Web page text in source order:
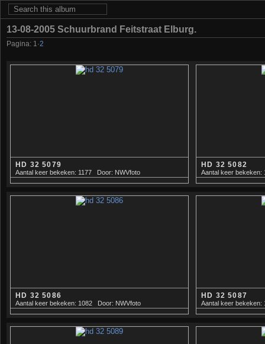
13-08-2005 Schuurbrand Feitstraat Elburg.
Pagina: 1 ·2
HD 32 5079
Aantal keer bekeken: 1177 Door: NWVfoto
HD 32 5082
Aantal keer bekeken:
HD 32 5086
Aantal keer bekeken: 1082 Door: NWVfoto
HD 32 5087
Aantal keer bekeken: